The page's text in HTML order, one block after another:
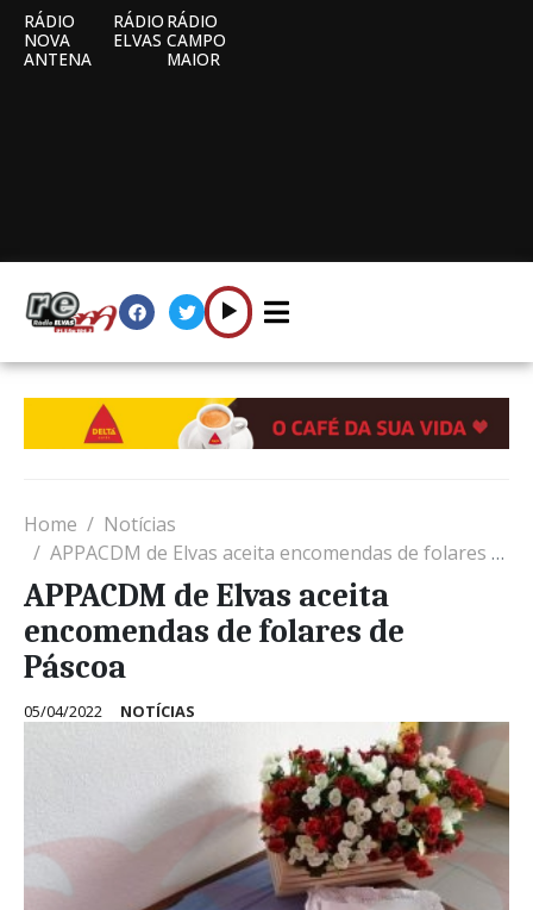
RÁDIO
NOVA
ANTENA
RÁDIO
ELVAS
RÁDIO
CAMPO
MAIOR
Home
Notícias
APPACDM de Elvas aceita encomendas de folares de Páscoa
APPACDM de Elvas aceita
encomendas de folares de
Páscoa
05/04/2022 NOTÍCIAS